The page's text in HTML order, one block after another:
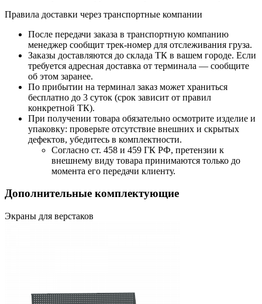
Правила доставки через транспортные компании
После передачи заказа в транспортную компанию
менеджер сообщит трек-номер для отслеживания груза.
Заказы доставляются до склада ТК в вашем городе. Если
требуется адресная доставка от терминала — сообщите
об этом заранее.
По прибытии на терминал заказ может храниться
бесплатно до 3 суток (срок зависит от правил
конкретной ТК).
При получении товара обязательно осмотрите изделие и
упаковку: проверьте отсутствие внешних и скрытых
дефектов, убедитесь в комплектности.
Согласно ст. 458 и 459 ГК РФ, претензии к
внешнему виду товара принимаются только до
момента его передачи клиенту.
Дополнительные комплектующие
Экраны для верстаков